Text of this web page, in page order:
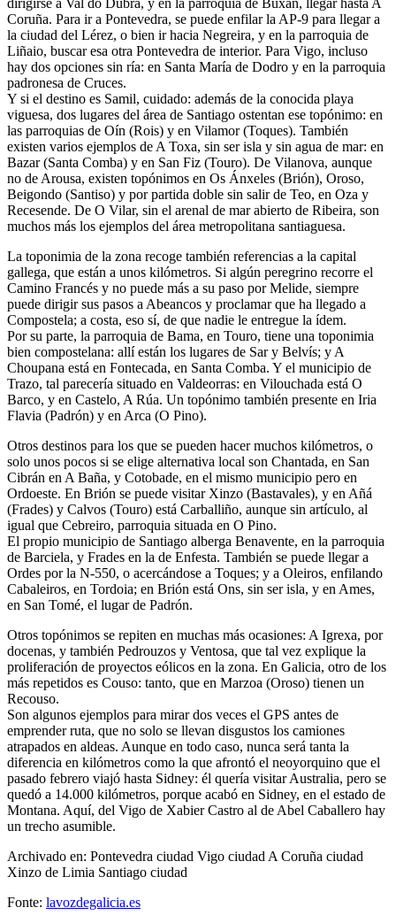
Coruña. Para ir a Pontevedra, se puede enfilar la AP-9 para llegar a
la ciudad del Lérez, o bien ir hacia Negreira, y en la parroquia de
Liñaio, buscar esa otra Pontevedra de interior. Para Vigo, incluso
hay dos opciones sin ría: en Santa María de Dodro y en la parroquia
padronesa de Cruces.
Y si el destino es Samil, cuidado: además de la conocida playa
viguesa, dos lugares del área de Santiago ostentan ese topónimo: en
las parroquias de Oín (Rois) y en Vilamor (Toques). También
existen varios ejemplos de A Toxa, sin ser isla y sin agua de mar: en
Bazar (Santa Comba) y en San Fiz (Touro). De Vilanova, aunque
no de Arousa, existen topónimos en Os Ánxeles (Brión), Oroso,
Beigondo (Santiso) y por partida doble sin salir de Teo, en Oza y
Recesende. De O Vilar, sin el arenal de mar abierto de Ribeira, son
muchos más los ejemplos del área metropolitana santiaguesa.
La toponimia de la zona recoge también referencias a la capital
gallega, que están a unos kilómetros. Si algún peregrino recorre el
Camino Francés y no puede más a su paso por Melide, siempre
puede dirigir sus pasos a Abeancos y proclamar que ha llegado a
Compostela; a costa, eso sí, de que nadie le entregue la ídem.
Por su parte, la parroquia de Bama, en Touro, tiene una toponimia
bien compostelana: allí están los lugares de Sar y Belvís; y A
Choupana está en Fontecada, en Santa Comba. Y el municipio de
Trazo, tal parecería situado en Valdeorras: en Vilouchada está O
Barco, y en Castelo, A Rúa. Un topónimo también presente en Iria
Flavia (Padrón) y en Arca (O Pino).
Otros destinos para los que se pueden hacer muchos kilómetros, o
solo unos pocos si se elige alternativa local son Chantada, en San
Cibrán en A Baña, y Cotobade, en el mismo municipio pero en
Ordoeste. En Brión se puede visitar Xinzo (Bastavales), y en Añá
(Frades) y Calvos (Touro) está Carballiño, aunque sin artículo, al
igual que Cebreiro, parroquia situada en O Pino.
El propio municipio de Santiago alberga Benavente, en la parroquia
de Barciela, y Frades en la de Enfesta. También se puede llegar a
Ordes por la N-550, o acercándose a Toques; y a Oleiros, enfilando
Cabaleiros, en Tordoia; en Brión está Ons, sin ser isla, y en Ames,
en San Tomé, el lugar de Padrón.
Otros topónimos se repiten en muchas más ocasiones: A Igrexa, por
docenas, y también Pedrouzos y Ventosa, que tal vez explique la
proliferación de proyectos eólicos en la zona. En Galicia, otro de los
más repetidos es Couso: tanto, que en Marzoa (Oroso) tienen un
Recouso.
Son algunos ejemplos para mirar dos veces el GPS antes de
emprender ruta, que no solo se llevan disgustos los camiones
atrapados en aldeas. Aunque en todo caso, nunca será tanta la
diferencia en kilómetros como la que afrontó el neoyorquino que el
pasado febrero viajó hasta Sidney: él quería visitar Australia, pero se
quedó a 14.000 kilómetros, porque acabó en Sidney, en el estado de
Montana. Aquí, del Vigo de Xabier Castro al de Abel Caballero hay
un trecho asumible.
Archivado en: Pontevedra ciudad Vigo ciudad A Coruña ciudad
Xinzo de Limia Santiago ciudad
Fonte: lavozdegalicia.es